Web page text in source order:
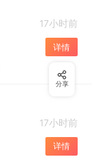
17小时前
详情
17小时前
详情
分享